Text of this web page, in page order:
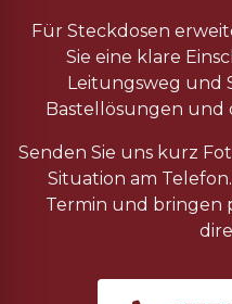
Für Steckdosen
Sie eine klare
Leitungsweg und
Bastellösungen und
Senden Sie uns kurz
Situation am
Termin und bringen